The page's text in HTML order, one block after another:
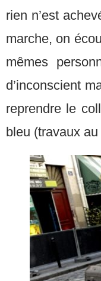
rien n’est
marche, on
mêmes
d’inconscient
reprendre le
bleu (travaux